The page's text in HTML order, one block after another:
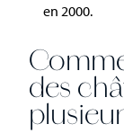
en 2000.
des